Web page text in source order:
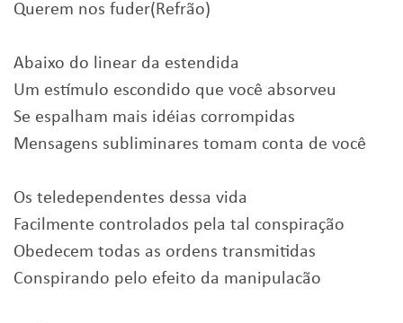
Querem nos fuder(Refrão)
Abaixo do linear da estendida
Um estímulo escondido que você absorveu
Se espalham mais idéias corrompidas
Mensagens subliminares tomam conta de você
Os teledependentes dessa vida
Facilmente controlados pela tal conspiração
Obedecem todas as ordens transmitidas
Conspirando pelo efeito da manipulacão